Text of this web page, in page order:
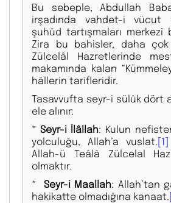
Bu sebeple, Abdullah
irşadında vahdet-i vücut
şuhûd tartışmaları
Zira bu bahisler, daha
Zülcelâl Hazretlerinde
makamında kalan
hâllerin tarifleridir.
Tasavvufta seyr-i sülûk dört
ele alınır:
* Seyr-i İlâllah: Kulun
yolculuğu, Allah’a vuslat.[1]
Allah-ü Teâlâ Zülcelal
olmaktır.
* Seyr-i Maallah: Allah’tan
hakikatte olmadığına kanaat.